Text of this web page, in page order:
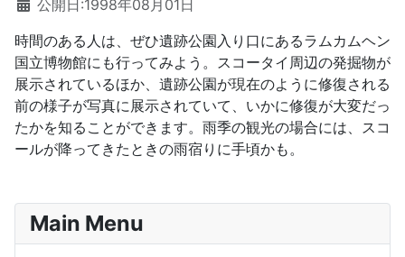
Main Menu
公開日:1998年08月01日
時間のある人は、ぜひ遺跡公園入り口にあるラムカムヘン
国立博物館にも行ってみよう。スコータイ周辺の発掘物が
展示されているほか、遺跡公園が現在のように修復される
前の様子が写真に展示されていて、いかに修復が大変だっ
たかを知ることができます。雨季の観光の場合には、スコ
ールが降ってきたときの雨宿りに手頃かも。